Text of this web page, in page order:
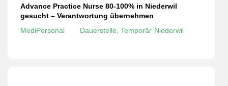
Advance Practice Nurse 80-100% in Niederwil
gesucht – Verantwortung übernehmen
MediPersonal
Dauerstelle, Temporär Niederwil